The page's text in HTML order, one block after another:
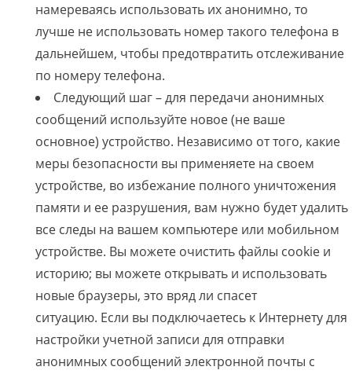
намереваясь использовать их анонимно, то
лучше не использовать номер такого телефона в
дальнейшем, чтобы предотвратить отслеживание
по номеру телефона.
Следующий шаг – для передачи анонимных
сообщений используйте новое (не ваше
основное) устройство. Независимо от того, какие
меры безопасности вы применяете на своем
устройстве, во избежание полного уничтожения
памяти и ее разрушения, вам нужно будет удалить
все следы на вашем компьютере или мобильном
устройстве. Вы можете очистить файлы cookie и
историю; вы можете открывать и использовать
новые браузеры, это вряд ли спасет
ситуацию. Если вы подключаетесь к Интернету для
настройки учетной записи для отправки
анонимных сообщений электронной почты с